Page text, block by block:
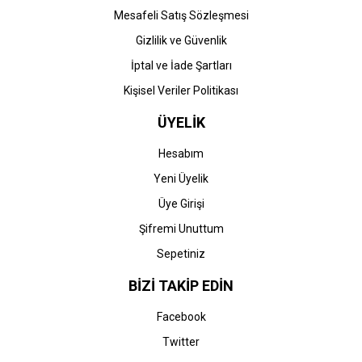
Mesafeli Satış Sözleşmesi
Gizlilik ve Güvenlik
İptal ve İade Şartları
Kişisel Veriler Politikası
ÜYELİK
Hesabım
Yeni Üyelik
Üye Girişi
Şifremi Unuttum
Sepetiniz
BİZİ TAKİP EDİN
Facebook
Twitter